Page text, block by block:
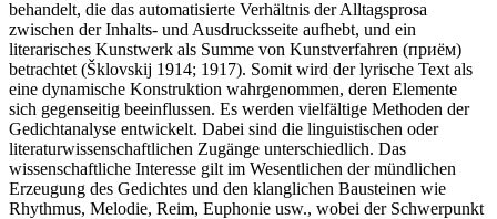
behandelt, die das automatisierte Verhältnis der Alltagsprosa
zwischen der Inhalts- und Ausdrucksseite aufhebt, und ein
literarisches Kunstwerk als Summe von Kunstverfahren (приём)
betrachtet (Šklovskij 1914; 1917). Somit wird der lyrische Text als
eine dynamische Konstruktion wahrgenommen, deren Elemente
sich gegenseitig beeinflussen. Es werden vielfältige Methoden der
Gedichtanalyse entwickelt. Dabei sind die linguistischen oder
literaturwissenschaftlichen Zugänge unterschiedlich. Das
wissenschaftliche Interesse gilt im Wesentlichen der mündlichen
Erzeugung des Gedichtes und den klanglichen Bausteinen wie
Rhythmus, Melodie, Reim, Euphonie usw., wobei der Schwerpunkt